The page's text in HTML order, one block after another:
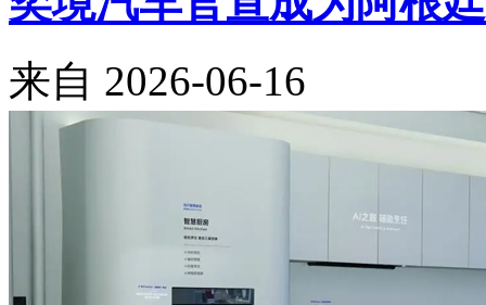
来自 2026-06-16